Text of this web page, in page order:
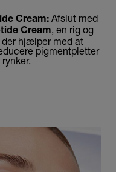
Cream: Afslut med
Cream, en rig og
hjælper med at
pigmentpletter